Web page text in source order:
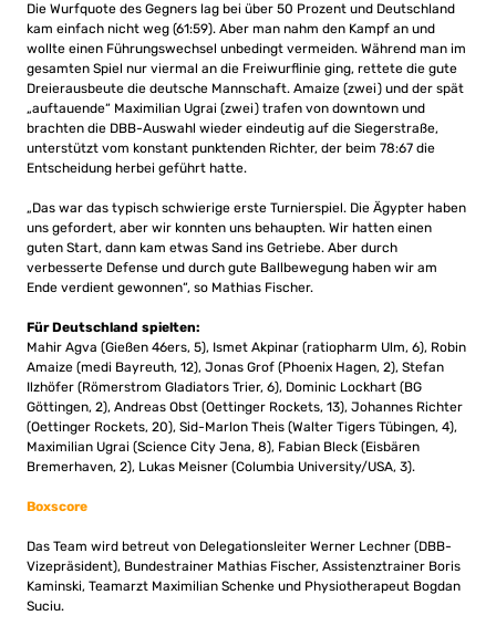
Die Wurfquote des Gegners lag bei über 50 Prozent und Deutschland
kam einfach nicht weg (61:59). Aber man nahm den Kampf an und
wollte einen Führungswechsel unbedingt vermeiden. Während man im
gesamten Spiel nur viermal an die Freiwurflinie ging, rettete die gute
Dreierausbeute die deutsche Mannschaft. Amaize (zwei) und der spät
„auftauende“ Maximilian Ugrai (zwei) trafen von downtown und
brachten die DBB-Auswahl wieder eindeutig auf die Siegerstraße,
unterstützt vom konstant punktenden Richter, der beim 78:67 die
Entscheidung herbei geführt hatte.
„Das war das typisch schwierige erste Turnierspiel. Die Ägypter haben
uns gefordert, aber wir konnten uns behaupten. Wir hatten einen
guten Start, dann kam etwas Sand ins Getriebe. Aber durch
verbesserte Defense und durch gute Ballbewegung haben wir am
Ende verdient gewonnen“, so Mathias Fischer.
Für Deutschland spielten:
Mahir Agva (Gießen 46ers, 5), Ismet Akpinar (ratiopharm Ulm, 6), Robin
Amaize (medi Bayreuth, 12), Jonas Grof (Phoenix Hagen, 2), Stefan
Ilzhöfer (Römerstrom Gladiators Trier, 6), Dominic Lockhart (BG
Göttingen, 2), Andreas Obst (Oettinger Rockets, 13), Johannes Richter
(Oettinger Rockets, 20), Sid-Marlon Theis (Walter Tigers Tübingen, 4),
Maximilian Ugrai (Science City Jena, 8), Fabian Bleck (Eisbären
Bremerhaven, 2), Lukas Meisner (Columbia University/USA, 3).
Boxscore
Das Team wird betreut von Delegationsleiter Werner Lechner (DBB-
Vizepräsident), Bundestrainer Mathias Fischer, Assistenztrainer Boris
Kaminski, Teamarzt Maximilian Schenke und Physiotherapeut Bogdan
Suciu.